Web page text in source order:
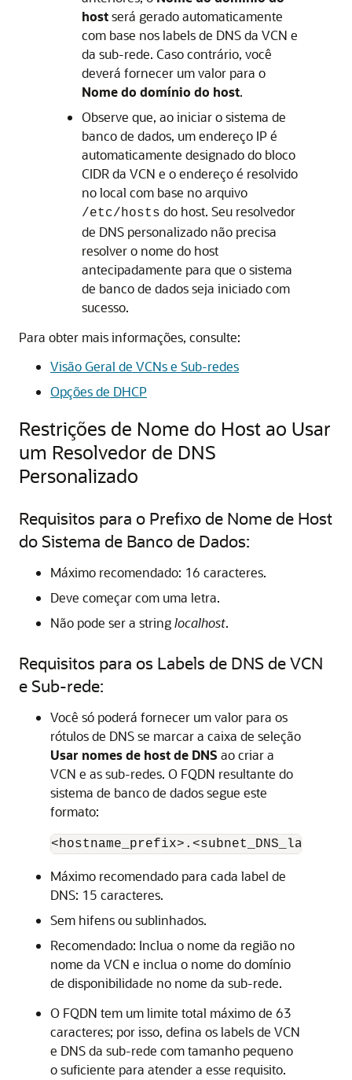
hostserá gerado automaticamente
com base nos labels de DNS da VCN e
da sub-rede. Caso contrário, você
deverá fornecer um valor para o
Nome do domínio do host.
Observe que, ao iniciar o sistema de
banco de dados, um endereço IP é
automaticamente designado do bloco
CIDR da VCN e o endereço é resolvido
no local com base no arquivo
/etc/hosts do host. Seu resolvedor
de DNS personalizado não precisa
resolver o nome do host
antecipadamente para que o sistema
de banco de dados seja iniciado com
sucesso.
Para obter mais informações, consulte:
Visão Geral de VCNs e Sub-redes
Opções de DHCP
Restrições de Nome do Host ao Usar
um Resolvedor de DNS
Personalizado
Requisitos para o Prefixo de Nome de Host
do Sistema de Banco de Dados:
Máximo recomendado: 16 caracteres.
Deve começar com uma letra.
Não pode ser a stringlocalhost.
Requisitos para os Labels de DNS de VCN
e Sub-rede:
Você só poderá fornecer um valor para os
rótulos de DNS se marcar a caixa de seleção
Usar nomes de host de DNS ao criar a
VCN e as sub-redes. O FQDN resultante do
sistema de banco de dados segue este
formato:
Máximo recomendado para cada label de
DNS: 15 caracteres.
Sem hifens ou sublinhados.
Recomendado: Inclua o nome da região no
nome da VCN e inclua o nome do domínio
de disponibilidade no nome da sub-rede.
O FQDN tem um limite total máximo de 63
caracteres; por isso, defina os labels de VCN
e DNS da sub-rede com tamanho pequeno
o suficiente para atender a esse requisito.